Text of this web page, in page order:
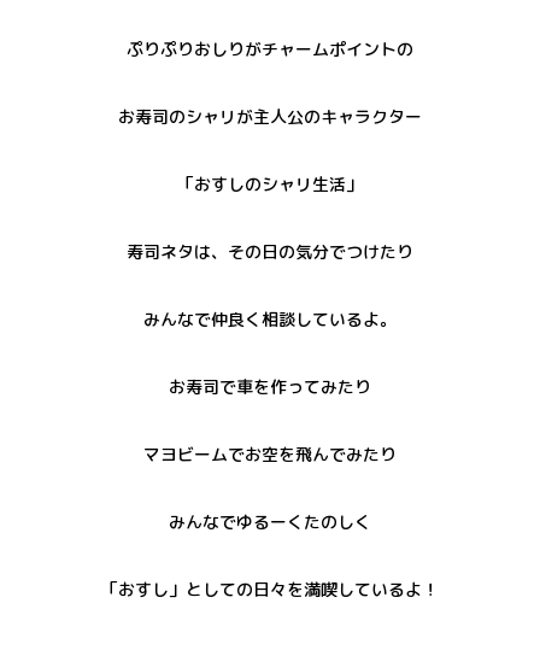
ぷりぷりおしりがチャームポイントの
お寿司のシャリが主人公のキャラクター
「おすしのシャリ生活」
寿司ネタは、その日の気分でつけたり
みんなで仲良く相談しているよ。
お寿司で車を作ってみたり
マヨビームでお空を飛んでみたり
みんなでゆるーくたのしく
「おすし」としての日々を満喫しているよ！